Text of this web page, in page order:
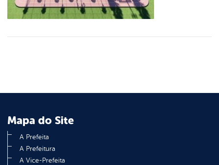
Mapa do Site
A Prefeita
A Prefeitura
A Vice-Prefeita